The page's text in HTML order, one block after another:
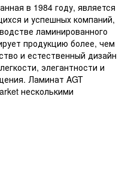
в 1984 году, является
и успешных компаний,
ламинированного
продукцию более, чем
и естественный дизайн
элегантности и
Ламинат AGT
несколькими